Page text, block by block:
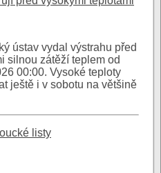
ústav vydal výstrahu před
silnou zátěží teplem od
00:00. Vysoké teploty
ještě i v sobotu na většině
listy